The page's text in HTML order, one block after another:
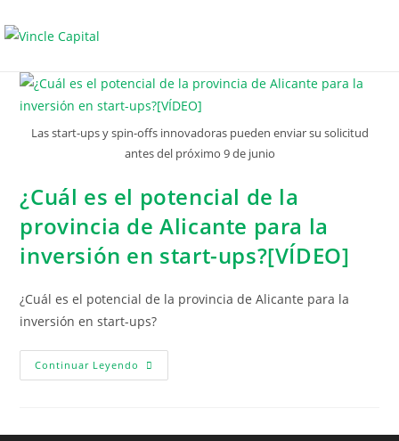
Las start-ups y spin-offs innovadoras pueden enviar su solicitud
antes del próximo 9 de junio
¿Cuál es el potencial de la
provincia de Alicante para la
inversión en start-ups?[VÍDEO]
¿Cuál es el potencial de la provincia de Alicante para la
inversión en start-ups?
Continuar Leyendo